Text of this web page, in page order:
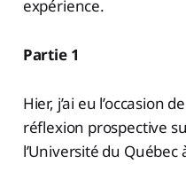
expérience.
Partie 1
Hier, j’ai eu l’occasion
réflexion prospective
l’Université du Québec